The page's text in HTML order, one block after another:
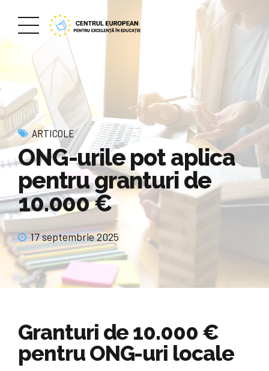
ARTICOLE
ONG-urile pot aplica
pentru granturi de
10.000 €
17 septembrie 2025
Granturi de 10.000 €
pentru ONG-uri locale